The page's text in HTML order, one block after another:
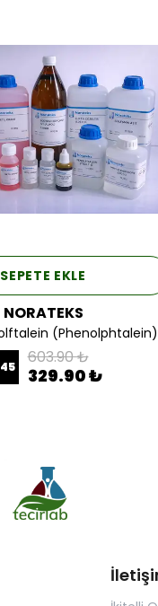
SEPETE EKLE
NORATEKS
45 603.90 ₺
329.90 ₺